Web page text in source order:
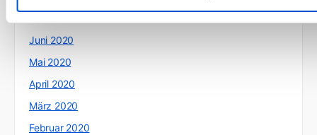
Juni 2020
Mai 2020
April 2020
März 2020
Februar 2020